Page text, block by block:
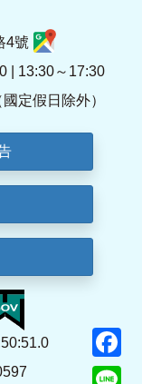
4號
| 13:30～17:30
定假日除外）